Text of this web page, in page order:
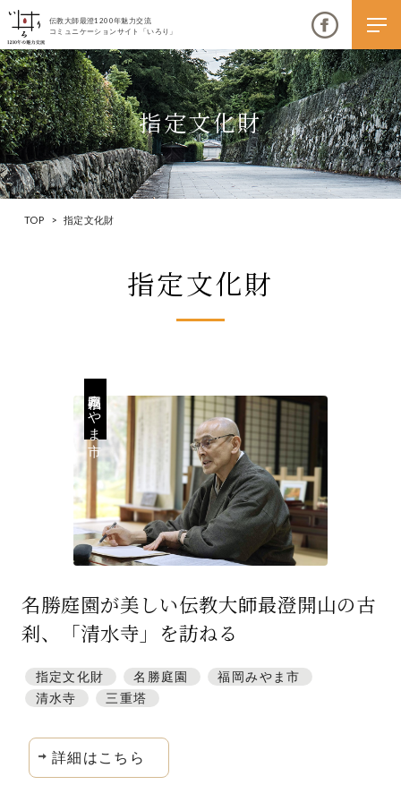
伝教大師最澄1200年魅力交流
コミュニケーションサイト「いろり」
伝教大師最澄1200年魅力交流
いろりとは
大学コラボプロジェクト
いろり端
特集「一隅を照らす」
探訪「1200年の魅力交流」
日本文化を探る
プレスアーカイブ
サイトポリシー
指定文化財
TOP > 指定文化財
指定文化財
福岡県みやま市
名勝庭園が美しい伝教大師最澄開山の古
刹、「清水寺」を訪ねる
指定文化財 名勝庭園
福岡みやま市
清水寺
三重塔
詳細はこちら